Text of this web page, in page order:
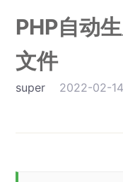
PHP自动
文件
super 2022-02-